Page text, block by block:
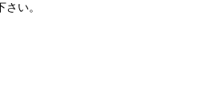
い。